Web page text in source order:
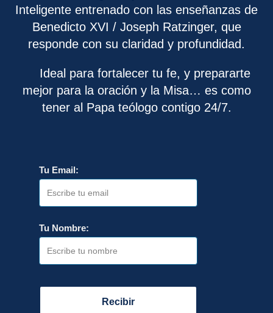
Inteligente entrenado con las enseñanzas de
Benedicto XVI / Joseph Ratzinger, que
responde con su claridad y profundidad.
Ideal para fortalecer tu fe, y prepararte
mejor para la oración y la Misa… es como
tener al Papa teólogo contigo 24/7.
Tu Email:
Tu Nombre:
Recibir